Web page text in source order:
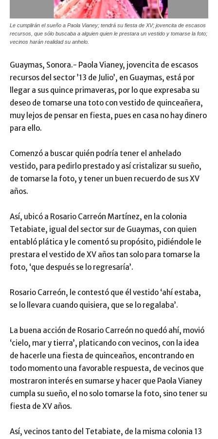
Le cumplirán el sueño a Paola Vianey; tendrá su fiesta de XV; jovencita de escasos
recursos, que sólo buscaba a alguien quien le prestara un vestido y tomarse la foto;
vecinos harán realidad su anhelo.
Guaymas, Sonora.- Paola Vianey, jovencita de escasos
recursos del sector ’13 de Julio’, en Guaymas, está por
llegar a sus quince primaveras, por lo que expresaba su
deseo de tomarse una toto con vestido de quinceañera,
muy lejos de pensar en fiesta, pues en casa no hay dinero
para ello.
Comenzó a buscar quién podría tener el anhelado
vestido, para pedirlo prestado y así cristalizar su sueño,
de tomarse la foto, y tener un buen recuerdo de sus XV
años.
Así, ubicó a Rosario Carreón Martínez, en la colonia
Tetabiate, igual del sector sur de Guaymas, con quien
entabló plática y le comentó su propósito, pidiéndole le
prestara el vestido de XV años tan solo para tomarse la
foto, ‘que después se lo regresaría’.
Rosario Carreón, le contestó que él vestido ‘ahí estaba,
se lo llevara cuando quisiera, que se lo regalaba’.
La buena acción de Rosario Carreón no quedó ahí, movió
‘cielo, mar y tierra’, platicando con vecinos, con la idea
de hacerle una fiesta de quinceaños, encontrando en
todo momento una favorable respuesta, de vecinos que
mostraron interés en sumarse y hacer que Paola Vianey
cumpla su sueño, el no solo tomarse la foto, sino tener su
fiesta de XV años.
Así, vecinos tanto del Tetabiate, de la misma colonia 13